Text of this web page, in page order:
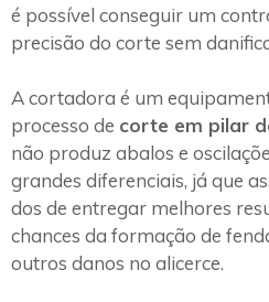
é possível conseguir um
precisão do corte sem
A cortadora é um
processo de corte em pilar
não produz abalos e
grandes diferenciais, já que
dos de entregar melhores
chances da formação de
outros danos no alicerce.